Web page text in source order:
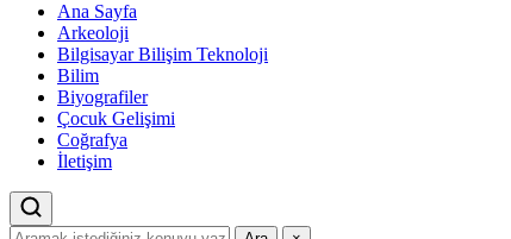
Ana Sayfa
Arkeoloji
Bilgisayar Bilişim Teknoloji
Bilim
Biyografiler
Çocuk Gelişimi
Coğrafya
İletişim